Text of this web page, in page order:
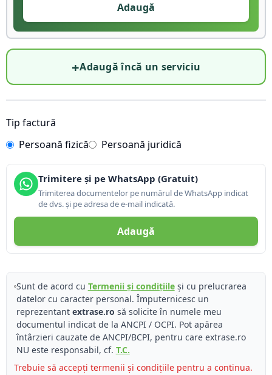
Adaugă
+Adaugă încă un serviciu
Tip factură
Persoană fizică
Persoană juridică
Trimitere și pe WhatsApp (Gratuit)
Trimiterea documentelor pe numărul de WhatsApp indicat
de dvs. și pe adresa de e-mail indicată.
Adaugă
Sunt de acord cu Termenii și condițiileși cu prelucrarea
datelor cu caracter personal. Împuternicesc un
reprezentant extrase.ro să solicite în numele meu
documentul indicat de la ANCPI / OCPI. Pot apărea
întârzieri cauzate de ANCPI/BCPI, pentru care extrase.ro
NU este responsabil, cf. T.C.
Trebuie să accepți termenii și condițiile pentru a continua.